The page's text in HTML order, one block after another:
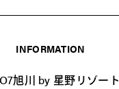
INFORMATION
旭川 by 星野リゾート